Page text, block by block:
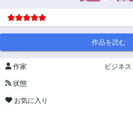
作品を読む
作家 ビジネス
状態
お気に入り